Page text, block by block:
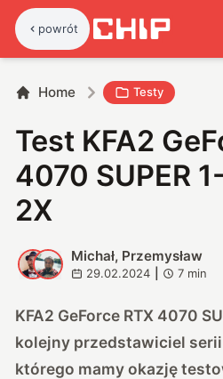
powrót
Home Testy
Test KFA2
4070 SUPER
2X
M P
Michał, Przemysław
29.02.2024 7 min
KFA2 GeForce RTX 4070
kolejny przedstawiciel serii
którego mamy okazję